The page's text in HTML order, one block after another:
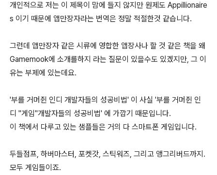
개인적으로 저는 이 제목이 맘에 들지 않지만 원제도 Appillionaire
s 이기 때문에 앱만장자라는 번역은 정말 적절한것 같습니다.
그런데 앱만장자 같은 시류에 영합한 앱장사나 할 것 같은 책을 왜
Gamemook에 소개를하지 라는 질문이 있을수도 있겠지만, 그 이
유는 부제에 있는데요.
'부를 거머쥔 인디 개발자들의 성공비법' 이 사실 '부를 거머쥔 인
디 "게임"개발자들의 성공비법' 에 가깝기 때문입니다.
이 책에서 다루고 있는 샘플들은 거의 다 스마트폰 게임입니다.
두들점프, 하버마스터, 포켓갓, 스틱워즈, 그리고 앵그리버드까지.
모두 게임들이죠.